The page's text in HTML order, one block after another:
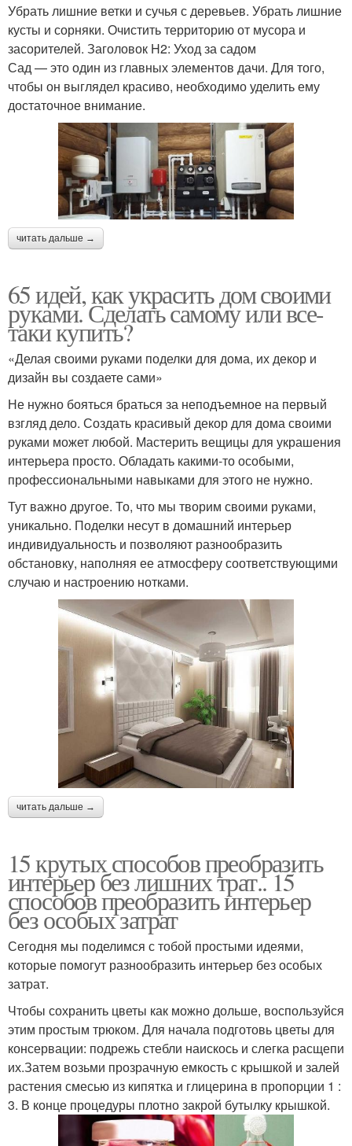
Убрать лишние ветки и сучья с деревьев. Убрать лишние
кусты и сорняки. Очистить территорию от мусора и
засорителей. Заголовок H2: Уход за садом
Сад — это один из главных элементов дачи. Для того,
чтобы он выглядел красиво, необходимо уделить ему
достаточное внимание.
читать дальше →
65 идей, как украсить дом своими
руками. Сделать самому или все-
таки купить?
«Делая своими руками поделки для дома, их декор и
дизайн вы создаете сами»
Не нужно бояться браться за неподъемное на первый
взгляд дело. Создать красивый декор для дома своими
руками может любой. Мастерить вещицы для украшения
интерьера просто. Обладать какими-то особыми,
профессиональными навыками для этого не нужно.
Тут важно другое. То, что мы творим своими руками,
уникально. Поделки несут в домашний интерьер
индивидуальность и позволяют разнообразить
обстановку, наполняя ее атмосферу соответствующими
случаю и настроению нотками.
читать дальше →
15 крутых способов преобразить
интерьер без лишних трат.. 15
способов преобразить интерьер
без особых затрат
Сегодня мы поделимся с тобой простыми идеями,
которые помогут разнообразить интерьер без особых
затрат.
Чтобы сохранить цветы как можно дольше, воспользуйся
этим простым трюком. Для начала подготовь цветы для
консервации: подрежь стебли наискось и слегка расщепи
их.Затем возьми прозрачную емкость с крышкой и залей
растения смесью из кипятка и глицерина в пропорции 1 :
3. В конце процедуры плотно закрой бутылку крышкой.